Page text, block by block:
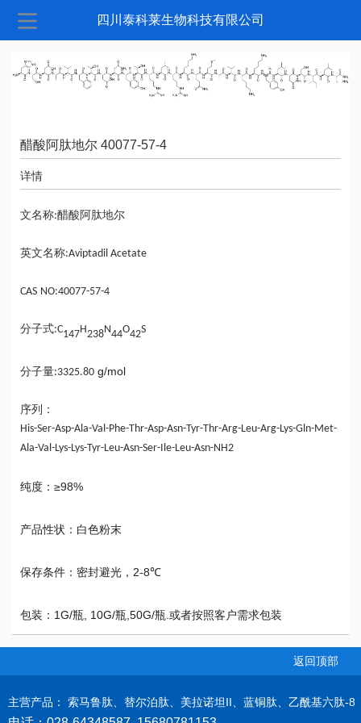
四川泰科莱生物科技有限公司
醋酸阿肽地尔 40077-57-4
详情
文名称:醋酸阿肽地尔
英文名称:Aviptadil Acetate
CAS NO:40077-57-4
分子式:C147H238N44O42S
分子量:3325.80 g/mol
序列：
His-Ser-Asp-Ala-Val-Phe-Thr-Asp-Asn-Tyr-Thr-Arg-Leu-Arg-Lys-Gln-Met-
Ala-Val-Lys-Lys-Tyr-Leu-Asn-Ser-Ile-Leu-Asn-NH2
纯度： ≥98%
产品性状：白色粉末
保存条件： 密封避光， 2-8℃
包装： 1G/瓶 , 10G/瓶 ,50G/瓶 或者按照客户需求包装
返回顶部
主营产品： 索马鲁肽、替尔泊肽、美拉诺坦II、蓝铜肽、乙酰基六肽-8